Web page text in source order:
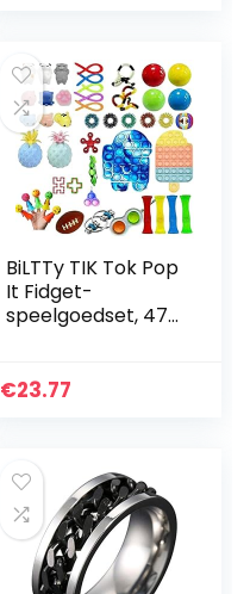
BiLTTy TIK Tok Pop
It Fidget-
speelgoedset, 47-
pop-blaas,
€23.77